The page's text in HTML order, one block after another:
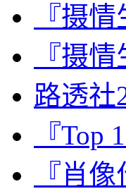
『摄
『摄
路透社
『Top
『肖